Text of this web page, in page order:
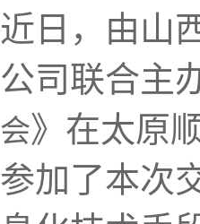
近日，由山
公司联合主
会》在太原
参加了本次